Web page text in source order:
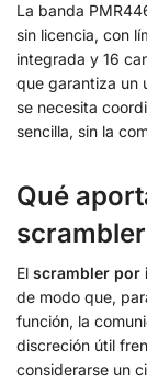
La banda
sin licencia, con
integrada y 16
que garantiza un
se necesita
sencilla, sin la
Qué
scrambler
El scrambler por
de modo que,
función, la
discreción útil
considerarse un